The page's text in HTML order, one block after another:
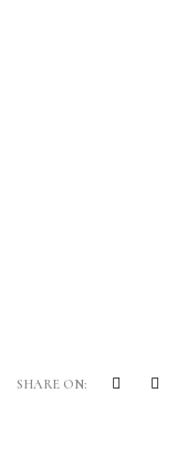
SHARE ON: